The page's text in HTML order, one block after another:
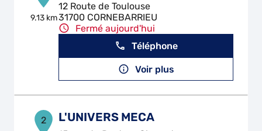
9.13 km
12 Route de Toulouse
31700 CORNEBARRIEU
Fermé aujourd'hui
Téléphone
Voir plus
2 L'UNIVERS MECA